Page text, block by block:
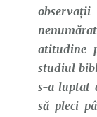
atitudine
studiul
s-a luptat
să pleci